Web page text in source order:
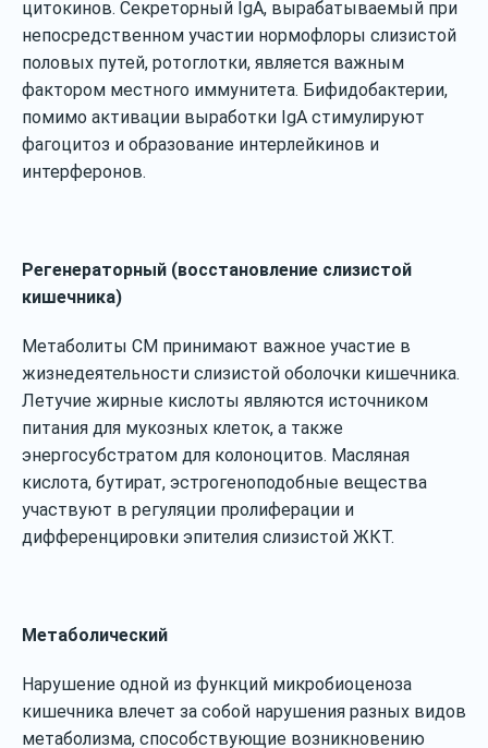
цитокинов. Секреторный IgA, вырабатываемый при
непосредственном участии нормофлоры слизистой
половых путей, ротоглотки, является важным
фактором местного иммунитета. Бифидобактерии,
помимо активации выработки IgA стимулируют
фагоцитоз и образование интерлейкинов и
интерферонов.
Регенераторный (восстановление слизистой
кишечника)
Метаболиты СМ принимают важное участие в
жизнедеятельности слизистой оболочки кишечника.
Летучие жирные кислоты являются источником
питания для мукозных клеток, а также
энергосубстратом для колоноцитов. Масляная
кислота, бутират, эстрогеноподобные вещества
участвуют в регуляции пролиферации и
дифференцировки эпителия слизистой ЖКТ.
Метаболический
Нарушение одной из функций микробиоценоза
кишечника влечет за собой нарушения разных видов
метаболизма, способствующие возникновению